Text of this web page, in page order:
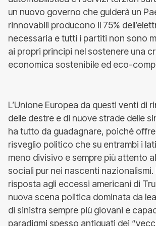
un nuovo governo che guiderà un
rinnovabili producono il 75%
necessaria e tutti i partiti non sono
ai propri principi nel sostenere una
economica sostenibile ed eco-
L’Unione Europea da questi venti di
delle destre e di nuove strade delle
ha tutto da guadagnare, poiché
risveglio politico che su entrambi i
meno divisivo e sempre più attento
sociali pur nei nascenti nazionalismi.
risposta agli eccessi americani di
nuova scena politica dominata da
di sinistra sempre più giovani e
paradigmi spesso antiquati dei